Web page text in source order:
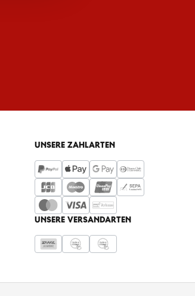
UNSERE ZAHLARTEN
UNSERE VERSANDARTEN